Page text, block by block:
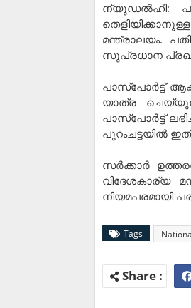
ന്യൂഡൽഹി:
മന്ത്രാലയം.
സുപ്രധാന
പാസ്‌പോർട്ട്
യാത്ര
പാസ്‌പോർട്ട്
പുറംചട്ടയിൽ
സർക്കാർ
വിദേശകാര്യ
നിയമപരമായി
Tags